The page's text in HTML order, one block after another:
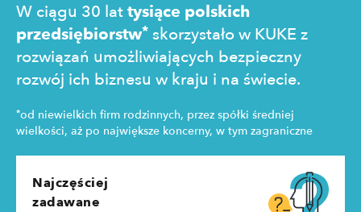
W ciągu 30 lattysiące polskich
przedsiębiorstw* skorzystało w KUKE z
rozwiązań umożliwiających bezpieczny
rozwój ich biznesu w kraju i na świecie.
*od niewielkich firm rodzinnych, przez spółki średniej
wielkości, aż po największe koncerny, w tym zagraniczne
Najczęściej
zadawane